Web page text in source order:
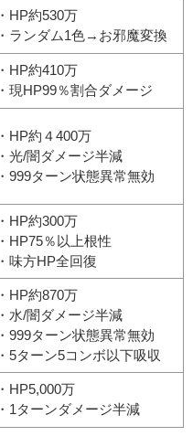
・HP約530万
・ランダム1色→お邪魔変換
・HP約410万
・現HP99％割合ダメージ
・HP約４400万
・光/闇ダメージ半減
・999ターン状態異常無効
・HP約300万
・HP75％以上根性
・味方HP全回復
・HP約870万
・水/闇ダメージ半減
・999ターン状態異常無効
・5ターン5コンボ以下吸収
・HP5,000万
・1ターンダメージ半減